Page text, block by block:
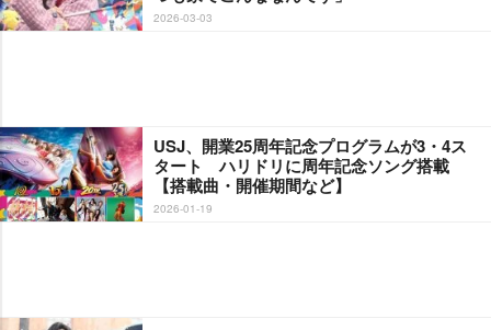
2026-03-03
USJ、開業25周年記念プログラムが3・4ス
タート ハリドリに周年記念ソング搭載
【搭載曲・開催期間など】
2026-01-19